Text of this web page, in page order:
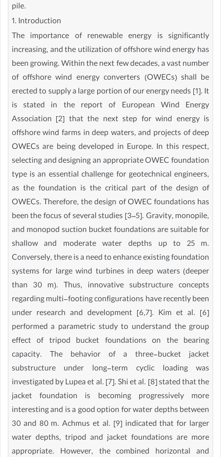
pile.
1. Introduction
The importance of renewable energy is significantly
increasing, and the utilization of offshore wind energy has
been growing. Within the next few decades, a vast number
of offshore wind energy converters (OWECs) shall be
erected to supply a large portion of our energy needs [1]. It
is stated in the report of European Wind Energy
Association [2] that the next step for wind energy is
offshore wind farms in deep waters, and projects of deep
OWECs are being developed in Europe. In this respect,
selecting and designing an appropriate OWEC foundation
type is an essential challenge for geotechnical engineers,
as the foundation is the critical part of the design of
OWECs. Therefore, the design of OWEC foundations has
been the focus of several studies [3–5]. Gravity, monopile,
and monopod suction bucket foundations are suitable for
shallow and moderate water depths up to 25 m.
Conversely, there is a need to enhance existing foundation
systems for large wind turbines in deep waters (deeper
than 30 m). Thus, innovative substructure concepts
regarding multi-footing configurations have recently been
under research and development [6,7]. Kim et al. [6]
performed a parametric study to understand the group
effect of tripod bucket foundations on the bearing
capacity. The behavior of a three-bucket jacket
substructure under long-term cyclic loading was
investigated by Lupea et al. [7]. Shi et al. [8] stated that the
jacket foundation is becoming progressively more
interesting and is a good option for water depths between
30 and 80 m. Achmus et al. [9] indicated that for larger
water depths, tripod and jacket foundations are more
appropriate. However, the combined horizontal and